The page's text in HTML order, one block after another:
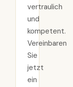
vertraulich
und
kompetent.
Vereinbaren
Sie
jetzt
ein